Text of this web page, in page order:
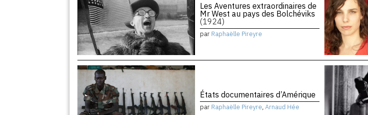
Les Aventures extraordinaires de
Mr West au pays des Bolchéviks
(1924)
par Raphaëlle Pireyre
États documentaires d’Amérique
par Raphaëlle Pireyre,Arnaud Hée